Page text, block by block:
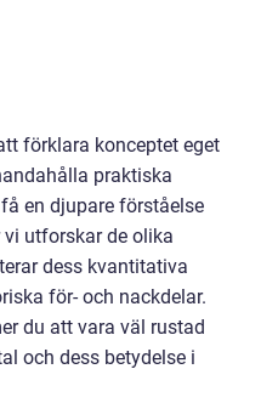
förklara konceptet eget
praktiska
en djupare förståelse
utforskar de olika
dess kvantitativa
för- och nackdelar.
du att vara väl rustad
och dess betydelse i